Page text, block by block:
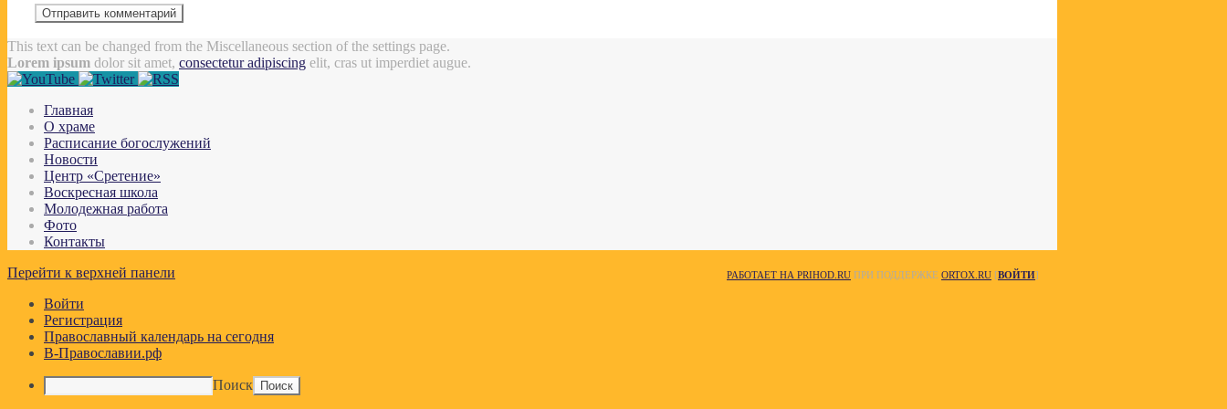
This text can be changed from the Miscellaneous section of the settings page.
Lorem ipsum dolor sit amet, consectetur adipiscing elit, cras ut imperdiet augue.
Главная
О храме
Расписание богослужений
Новости
Центр «Сретение»
Воскресная школа
Молодежная работа
Фото
Контакты
РАБОТАЕТ НА PRIHOD.RU ПРИ ПОДДЕРЖКЕ ORTOX.RU [ВОЙТИ]
Перейти к верхней панели
Войти
Регистрация
Православный календарь на сегодня
В-Православии.рф
Поиск